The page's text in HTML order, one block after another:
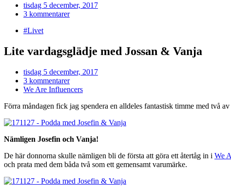
tisdag 5 december, 2017
3 kommentarer
#Livet
Lite vardagsglädje med Jossan & Vanja
tisdag 5 december, 2017
3 kommentarer
We Are Influencers
Förra måndagen fick jag spendera en alldeles fantastisk timme med två
Nämligen Josefin och Vanja!
De här donnorna skulle nämligen bli de första att göra ett återtåg in i We
och prata med dem båda två som ett gemensamt varumärke.